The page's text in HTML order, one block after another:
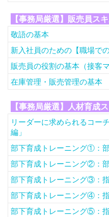
【事務局厳選】販売員ス
敬語の基本
新入社員のための【職場で
販売員の役割の基本（接客
在庫管理・販売管理の基本
【事務局厳選】人材育成
リーダーに求められるコー
編」
部下育成トレーニング①：
部下育成トレーニング②：
部下育成トレーニング③：
部下育成トレーニング④：
部下育成トレーニング⑤：